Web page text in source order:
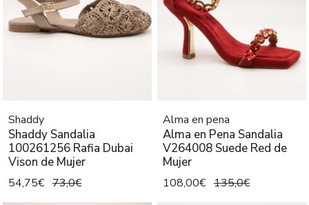
Shaddy
Shaddy Sandalia
100261256 Rafia Dubai
Vison de Mujer
54,75€ 73,0€
Alma en pena
Alma en Pena Sandalia
V264008 Suede Red de
Mujer
108,00€ 135,0€